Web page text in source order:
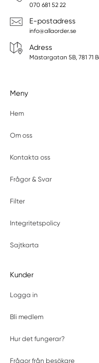
070 681 52 22
E-postadress
info@allaorder.se
Adress
Mästargatan 5B, 781 71
Meny
Hem
Om oss
Kontakta oss
Frågor & Svar
Filter
Integritetspolicy
Sajtkarta
Kunder
Logga in
Bli medlem
Hur det fungerar?
Frågor från besökare